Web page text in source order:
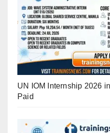
UN IOM Internship 2026
Paid